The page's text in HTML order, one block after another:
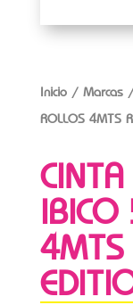
Inicio/ Marcas
ROLLOS 4MTS
4MTS